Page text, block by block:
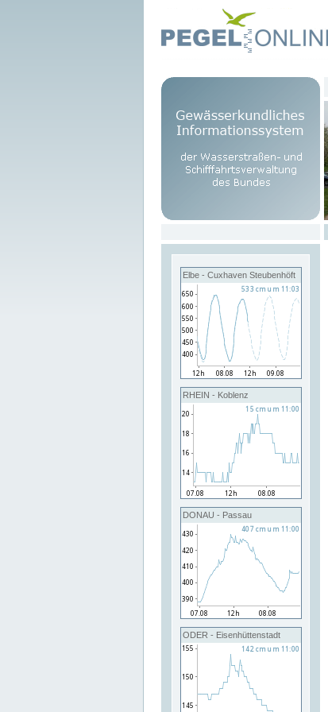
Elbe - Cuxhaven Steubenhöft
RHEIN - Koblenz
DONAU - Passau
ODER - Eisenhüttenstadt